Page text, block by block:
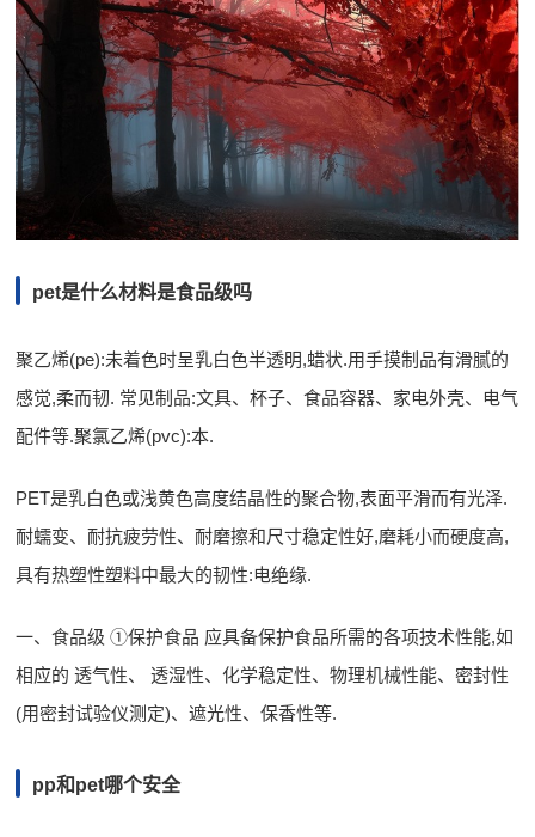
pet是什么材料是食品级吗
聚乙烯(pe):未着色时呈乳白色半透明,蜡状.用手摸制品有滑腻的
感觉,柔而韧. 常见制品:文具、杯子、食品容器、家电外壳、电气
配件等.聚氯乙烯(pvc):本.
PET是乳白色或浅黄色高度结晶性的聚合物,表面平滑而有光泽.
耐蠕变、耐抗疲劳性、耐磨擦和尺寸稳定性好,磨耗小而硬度高,
具有热塑性塑料中最大的韧性:电绝缘.
一、食品级 ①保护食品 应具备保护食品所需的各项技术性能,如
相应的 透气性、 透湿性、化学稳定性、物理机械性能、密封性
(用密封试验仪测定)、遮光性、保香性等.
pp和pet哪个安全